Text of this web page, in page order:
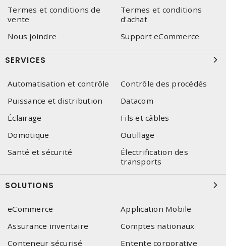
Termes et conditions de
vente
Termes et conditions
d'achat
Nous joindre
Support eCommerce
SERVICES
Automatisation et contrôle
Contrôle des procédés
Puissance et distribution
Datacom
Éclairage
Fils et câbles
Domotique
Outillage
Santé et sécurité
Électrification des
transports
SOLUTIONS
eCommerce
Application Mobile
Assurance inventaire
Comptes nationaux
Conteneur sécurisé
Entente corporative